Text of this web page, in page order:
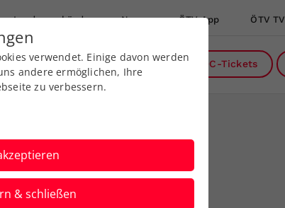
Landesverbände News ÖTV App ÖTV TV
Über uns DC-Tickets
verwendet. Einige davon werden
andere ermöglichen, Ihre
zu verbessern.
& schließen